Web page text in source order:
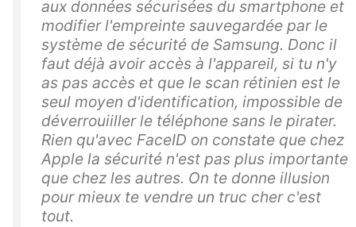
aux données sécurisées du smartphone et
modifier l'empreinte sauvegardée par le
système de sécurité de Samsung. Donc il
faut déjà avoir accès à l'appareil, si tu n'y
as pas accès et que le scan rétinien est le
seul moyen d'identification, impossible de
déverrouiiller le téléphone sans le pirater.
Rien qu'avec FaceID on constate que chez
Apple la sécurité n'est pas plus importante
que chez les autres. On te donne illusion
pour mieux te vendre un truc cher c'est
tout.